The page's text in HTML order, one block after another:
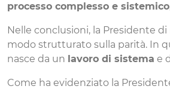
processo complesso e sistemico
Nelle conclusioni, la Presidente di
modo strutturato sulla parità. In
nasce da un lavoro di sistema e
Come ha evidenziato la